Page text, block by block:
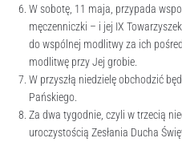
W sobotę, 11 maja, przypada
męczenniczki – i jej IX
do wspólnej modlitwy za ich
modlitwę przy Jej grobie.
W przyszłą niedzielę obchodzić
Pańskiego.
Za dwa tygodnie, czyli w trzecią
uroczystością Zesłania Ducha